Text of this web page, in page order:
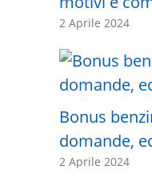
2 Aprile 2024
Bonus
domande,
2 Aprile 2024